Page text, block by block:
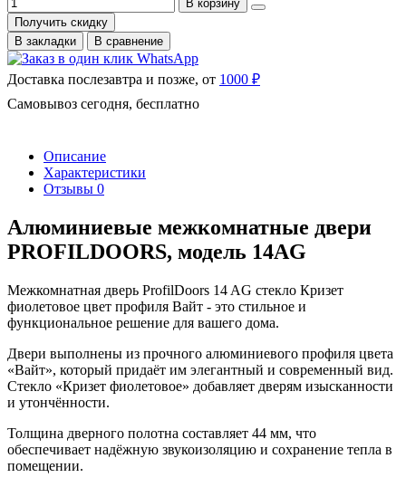
В корзину
Получить скидку
В закладки
В сравнение
Доставка послезавтра и позже, от 1000 ₽
Самовывоз сегодня, бесплатно
Описание
Характеристики
Отзывы 0
Алюминиевые межкомнатные двери
PROFILDOORS, модель 14AG
Межкомнатная дверь ProfilDoors 14 AG стекло Кризет
фиолетовое цвет профиля Вайт - это стильное и
функциональное решение для вашего дома.
Двери выполнены из прочного алюминиевого профиля цвета
«Вайт», который придаёт им элегантный и современный вид.
Стекло «Кризет фиолетовое» добавляет дверям изысканности
и утончённости.
Толщина дверного полотна составляет 44 мм, что
обеспечивает надёжную звукоизоляцию и сохранение тепла в
помещении.